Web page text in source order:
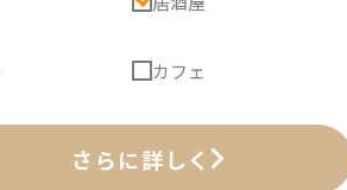
カフェ
さらに詳しく